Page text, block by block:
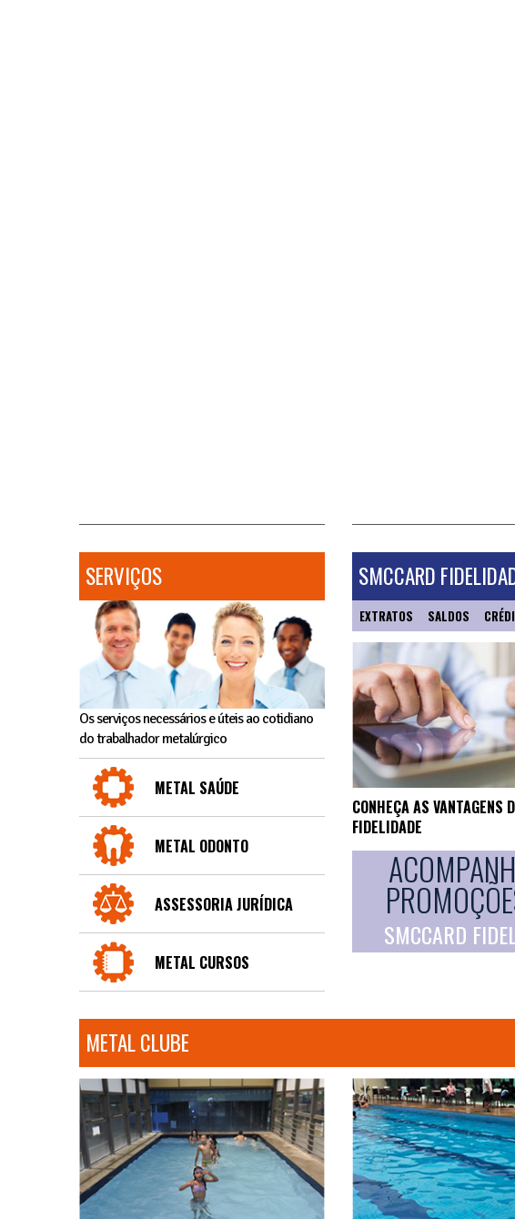
SERVIÇOS
Os serviços necessários e úteis ao cotidiano
do trabalhador metalúrgico
METAL SAÚDE
METAL ODONTO
ASSESSORIA JURÍDICA
METAL CURSOS
SMCCARD
EXTRATOS SALDOS
CONHEÇA AS VANTAGENS
FIDELIDADE
SMCCARD
METAL CLUBE